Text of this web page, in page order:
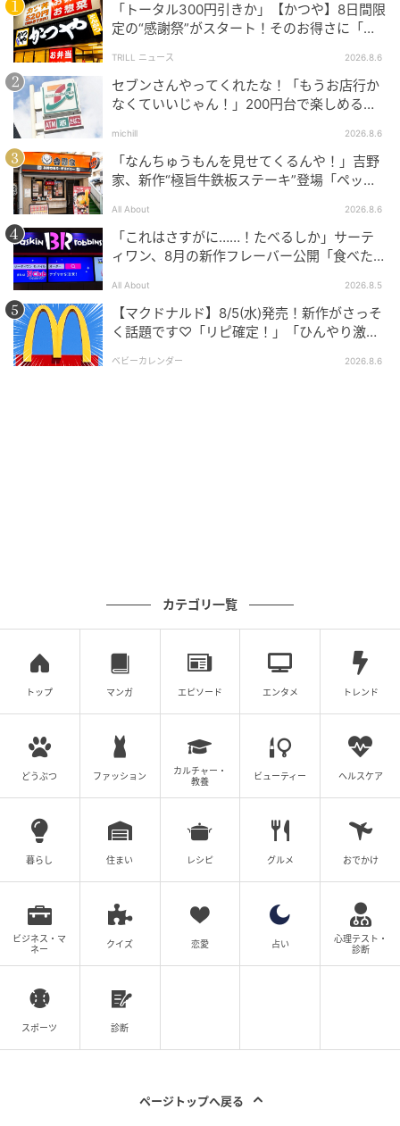
「トータル300円引きか」【かつや】8日間限
定の“感謝祭”がスタート！そのお得さに「何
TRILL ニュース 2026.8.6
セブンさんやってくれたな！「もうお店行か
なくていいじゃん！」200円台で楽しめる本
michill 2026.8.6
「なんちゅうもんを見せてくるんや！」吉野
家、新作“極旨牛鉄板ステーキ”登場「ペッパ
All About 2026.8.6
「これはさすがに……！たべるしか」サーテ
ィワン、8月の新作フレーバー公開「食べた方
All About 2026.8.5
【マクドナルド】8/5(水)発売！新作がさっそ
く話題です♡「リピ確定！」「ひんやり激う
ベビーカレンダー 2026.8.6
カテゴリ一覧
トップ マンガ エピソード エンタメ トレンド
どうぶつ ファッション
カルチャー・
教養
ビューティー ヘルスケア
暮らし 住まい レシピ グルメ おでかけ
ビジネス・マ
ネー
クイズ 恋愛 占い
心理テスト・
診断
スポーツ 診断
ページトップへ戻る